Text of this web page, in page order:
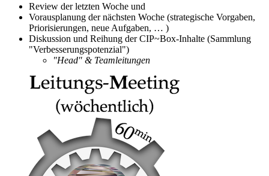
Review der letzten Woche und
Vorausplanung der nächsten Woche (strategische Vorgaben,
Priorisierungen, neue Aufgaben, … )
Diskussion und Reihung der CIP~Box-Inhalte (Sammlung
"Verbesserungspotenzial")
"Head" & Teamleitungen